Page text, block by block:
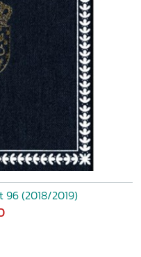
96 (2018/2019)